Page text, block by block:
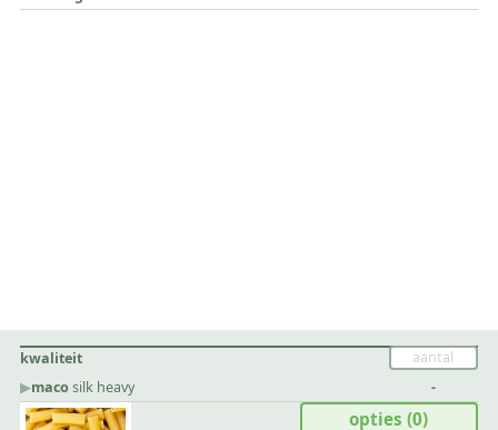
kwaliteit
▶︎macosilk heavy -
opties(0)